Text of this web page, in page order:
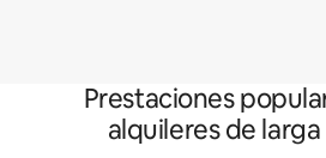
Prestaciones
alquileres de